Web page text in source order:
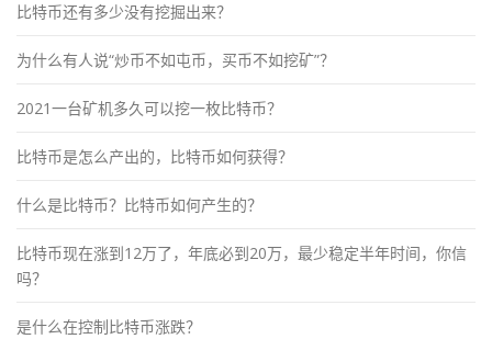
比特币还有多少没有挖掘出来？
为什么有人说“炒币不如屯币，买币不如挖矿”？
2021一台矿机多久可以挖一枚比特币？
比特币是怎么产出的，比特币如何获得？
什么是比特币？比特币如何产生的？
比特币现在涨到12万了，年底必到20万，最少稳定半年时间，你信
吗？
是什么在控制比特币涨跌？